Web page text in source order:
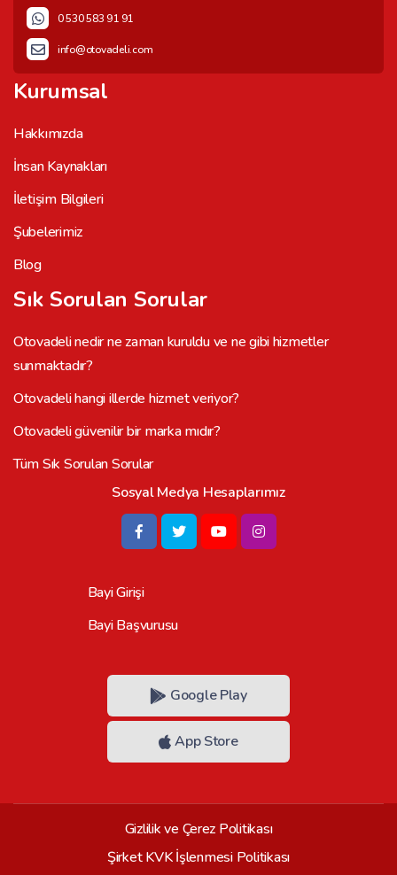
0 530 583 91 91
info@otovadeli.com
Kurumsal
Hakkımızda
İnsan Kaynakları
İletişim Bilgileri
Şubelerimiz
Blog
Sık Sorulan Sorular
Otovadeli nedir ne zaman kuruldu ve ne gibi hizmetler
sunmaktadır?
Otovadeli hangi illerde hizmet veriyor?
Otovadeli güvenilir bir marka mıdır?
Tüm Sık Sorulan Sorular
Sosyal Medya Hesaplarımız
Bayi Girişi
Bayi Başvurusu
Google Play
App Store
Gizlilik ve Çerez Politikası
Şirket KVK İşlenmesi Politikası